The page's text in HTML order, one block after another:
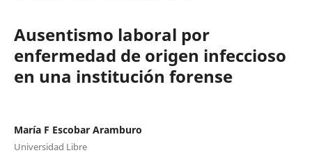
Ausentismo laboral por
enfermedad de origen infeccioso
en una institución forense
María F Escobar Aramburo
Universidad Libre